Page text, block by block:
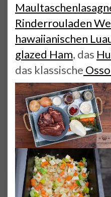
Rinderrouladen
hawaiianischen
glazed Ham, das
das klassische